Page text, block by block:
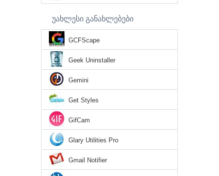
უახლესი განახლებები
GCFScape
Geek Uninstaller
Gemini
Get Styles
GifCam
Glary Utilities Pro
Gmail Notifier